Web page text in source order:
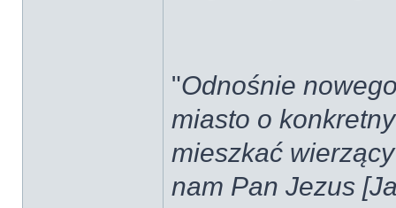
"Odnośnie
miasto o
mieszkać
nam Pan Jezus